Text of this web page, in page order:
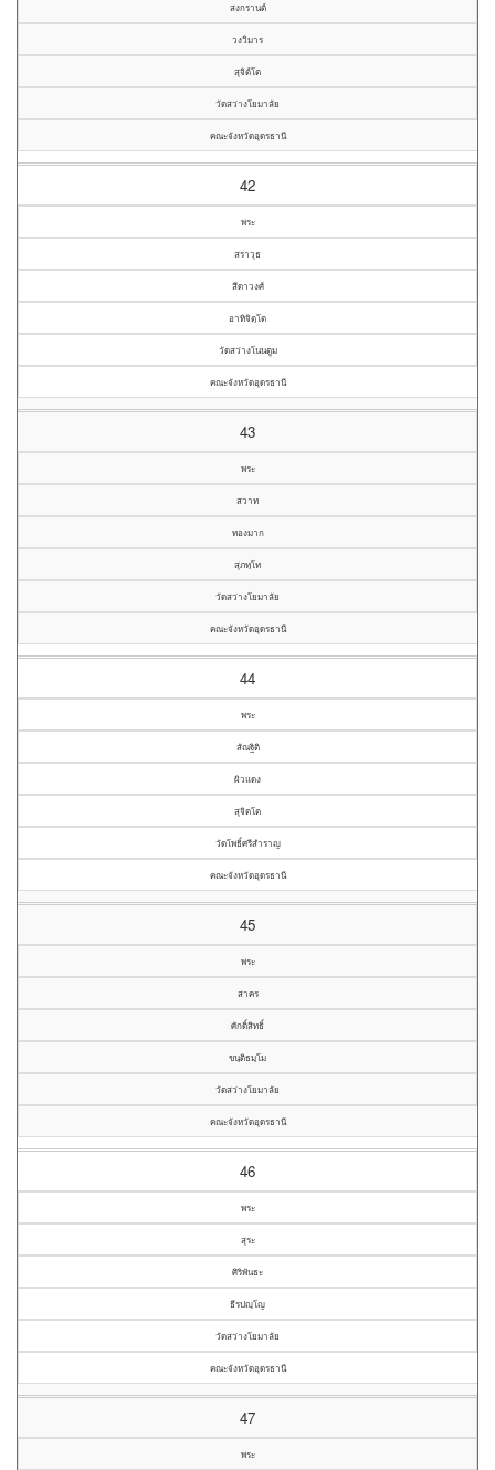
สงกรานต์
วงวิมาร
สุจิต์โต
วัดสว่างโยมาลัย
คณะจังหวัดอุดรธานี
42
พระ
สราวุธ
สีดาวงศ์
อาทิจิตฺโต
วัดสว่างโนนตูม
คณะจังหวัดอุดรธานี
43
พระ
สวาท
ทองมาก
สุภทฺโท
วัดสว่างโยมาลัย
คณะจังหวัดอุดรธานี
44
พระ
สัณฐิติ
ผิวแดง
สุจิตโต
วัดโพธิ์ศรีสำราญ
คณะจังหวัดอุดรธานี
45
พระ
สาคร
ศักดิ์สิทธิ์
ขนฺติธมฺโม
วัดสว่างโยมาลัย
คณะจังหวัดอุดรธานี
46
พระ
สุระ
ศิริพันธะ
ธีรปญฺโญ
วัดสว่างโยมาลัย
คณะจังหวัดอุดรธานี
47
พระ